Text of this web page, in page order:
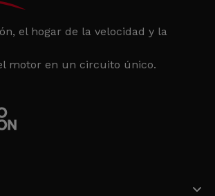
el hogar de la velocidad y la
motor en un circuito único.